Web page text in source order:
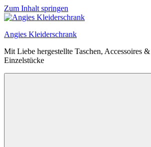
Zum Inhalt springen
Angies Kleiderschrank
Mit Liebe hergestellte Taschen, Accessoires
Einzelstücke